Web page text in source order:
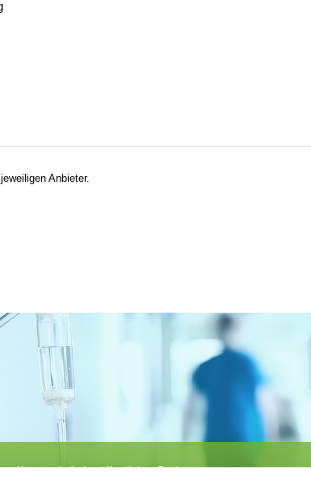
Anbieter.
Körperschaft des öffentlichen Rechts